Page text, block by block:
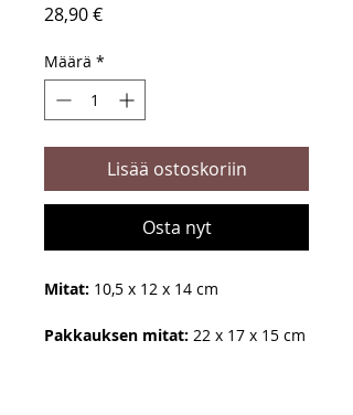
28,90 €Hinta
Määrä *
Lisää ostoskoriin
Osta nyt
Mitat: 10,5 x 12 x 14 cm
Pakkauksen mitat: 22 x 17 x 15 cm